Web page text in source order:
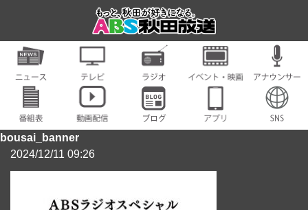
bousai_banner
2024/12/11 09:26